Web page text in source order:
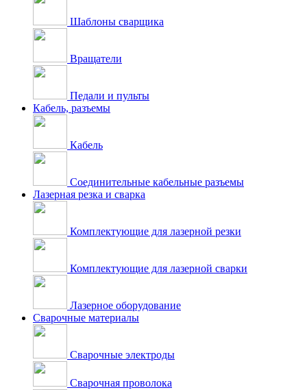
Шаблоны сварщика
Вращатели
Педали и пульты
Кабель, разъемы
Кабель
Соединительные кабельные разъемы
Лазерная резка и сварка
Комплектующие для лазерной резки
Комплектующие для лазерной сварки
Лазерное оборудование
Сварочные материалы
Сварочные электроды
Сварочная проволока